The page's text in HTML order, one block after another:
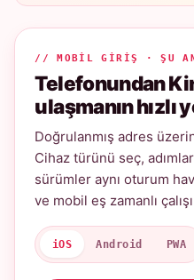
// MOBIL GIRIŞ · ŞU
Telefonundan
ulaşmanın hızlı
Doğrulanmış adres
Cihaz türünü seç,
sürümler aynı oturum
ve mobil eş zamanlı
iOS Android PWA